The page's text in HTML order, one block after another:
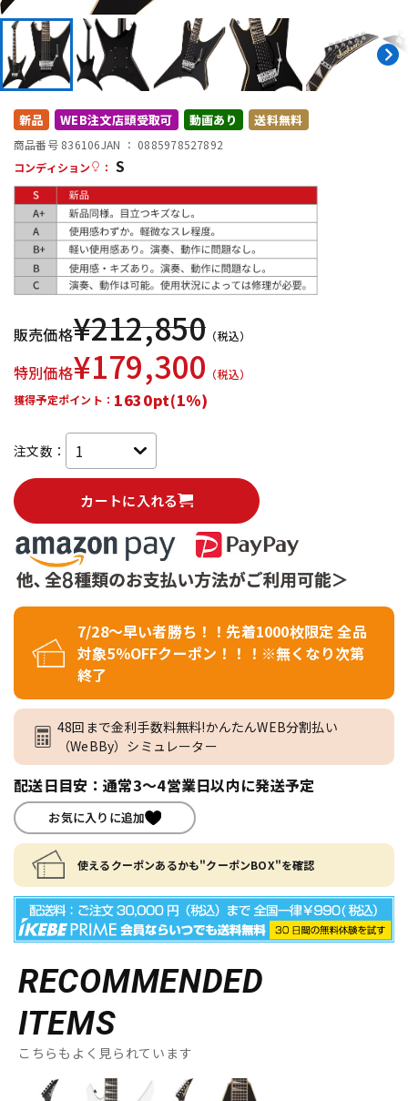
DJ機器
DTM オンライン納品 レコーディング機器
配信/ライブ機器
中古 ヴィンテージ
新品 WEB注文店頭受取可 動画あり 送料無料
商品番号 836106JAN ： 0885978527892
コンディション
： S
販売価格¥212,850 （税込）
特別価格¥179,300 （税込）
獲得予定ポイント： 1630pt(1%)
注文数：
カートに入れる
7/28～早い者勝ち！！先着1000枚限定 全品
対象5％OFFクーポン！！！※無くなり次第
終了
48回まで金利手数料無料!かんたんWEB分割払い
（WeBBy）シミュレーター
配送日目安：通常3～4営業日以内に発送予定
お気に入りに追加
使えるクーポンあるかも"クーポンBOX"を確認
RECOMMENDED
ITEMS
こちらもよく見られています